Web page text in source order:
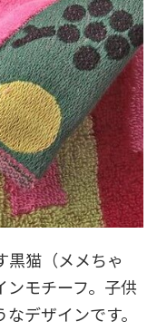
黒猫（メメちゃ
ンモチーフ。子供
デザインです。